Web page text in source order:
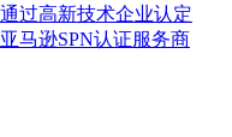
过高新技术企业认定
马逊SPN认证服务商